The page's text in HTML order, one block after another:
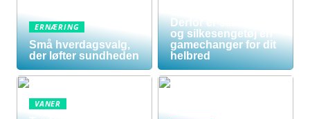
ERNÆRING
Små hverdagsvalg,
der løfter sundheden
Derfor er silkedyne
og silkesengetøj en
gamechanger for dit
helbred
VANER